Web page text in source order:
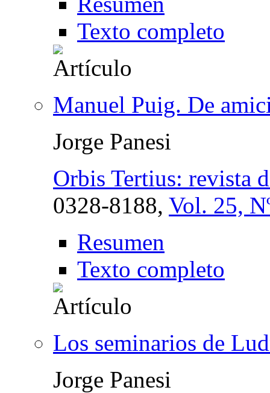
Texto completo
Manuel Puig. De
Jorge Panesi
Orbis Tertius: revista
0328-8188, Vol. 25,
Resumen
Texto completo
Los seminarios de
Jorge Panesi